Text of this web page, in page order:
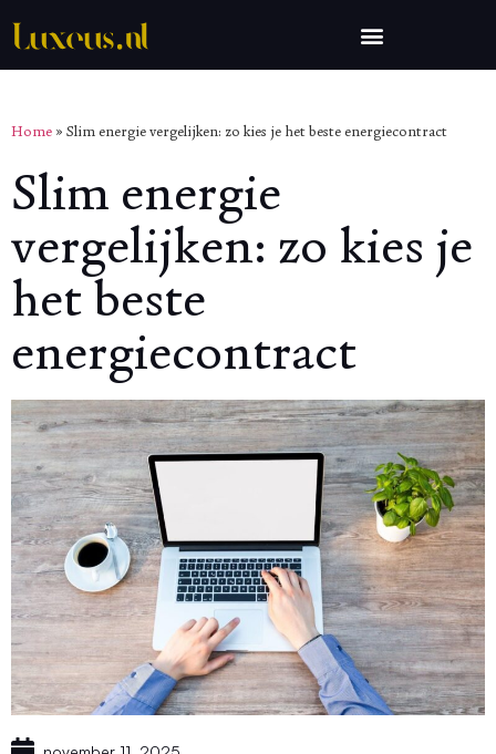
Home » Slim energie vergelijken: zo kies je het beste energiecontract
Slim energie
vergelijken: zo kies je
het beste
energiecontract